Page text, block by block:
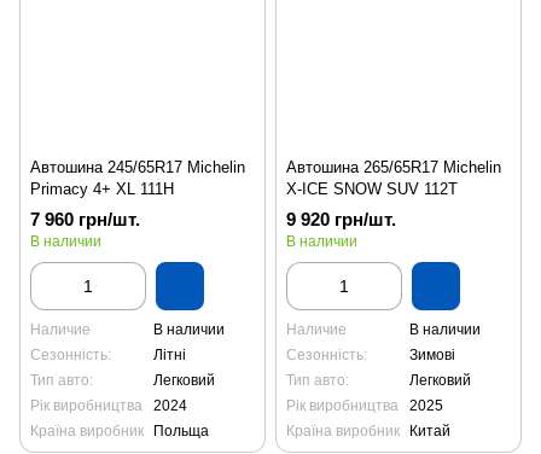
Автошина 245/65R17 Michelin
Primacy 4+ XL 111H
7 960 грн/шт.
В наличии
Наличие
В наличии
Сезонність:
Літні
Тип авто:
Легковий
Рік виробництва
2024
Країна виробник
Польща
Автошина 265/65R17 Michelin
X-ICE SNOW SUV 112T
9 920 грн/шт.
В наличии
Наличие
В наличии
Сезонність:
Зимові
Тип авто:
Легковий
Рік виробництва
2025
Країна виробник
Китай